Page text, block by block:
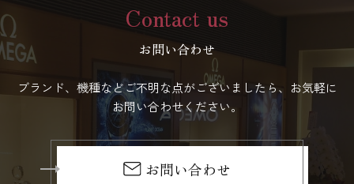
Contact us
お問い合わせ
ブランド、機種などご不明な点がございましたら、お気軽に
お問い合わせください。
お問い合わせ